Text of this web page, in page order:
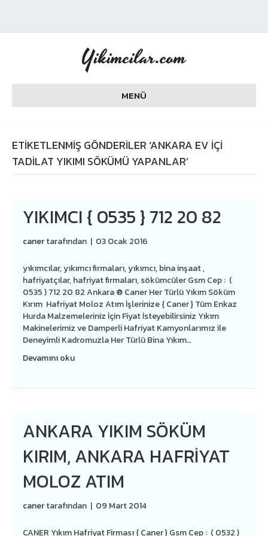
Yikimcilar.com
MENÜ
ETIKETLENMIŞ GÖNDERILER ‘ANKARA EV IÇI
TADILAT YIKIMI SÖKÜMÜ YAPANLAR’
YIKIMCI { 0535 } 712 20 82
canertarafından | 03 Ocak 2016
yıkımcılar, yıkımcı firmaları, yıkımcı, bina inşaat ,
hafriyatçılar, hafriyat firmaları, sökümcüler Gsm Cep : (
0535 ) 712 20 82 Ankara ® Caner Her Türlü Yıkım Söküm
Kırım Hafriyat Moloz Atım İşlerinize { Caner } Tüm Enkaz
Hurda Malzemeleriniz İçin Fiyat İsteyebilirsiniz Yıkım
Makinelerimiz ve Damperli Hafriyat Kamyonlarımız ile
Deneyimli Kadromuzla Her Türlü Bina Yıkım…
Devamını oku
ANKARA YIKIM SÖKÜM
KIRIM, ANKARA HAFRİYAT
MOLOZ ATIM
canertarafından | 09 Mart 2014
CANER Yıkım Hafriyat Firması { Caner } Gsm Cep : ( 0532 )